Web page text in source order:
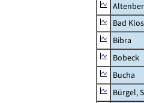
Bad
Bibra
Bobeck
Bucha
Bürgel,